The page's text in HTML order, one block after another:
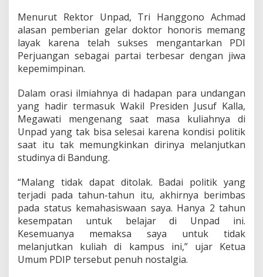
C
a
u
s
a
-
4
Menurut Rektor Unpad, Tri Hanggono Achmad
alasan pemberian gelar doktor honoris memang
layak karena telah sukses mengantarkan PDI
Perjuangan sebagai partai terbesar dengan jiwa
kepemimpinan.
Dalam orasi ilmiahnya di hadapan para undangan
yang hadir termasuk Wakil Presiden Jusuf Kalla,
Megawati mengenang saat masa kuliahnya di
Unpad yang tak bisa selesai karena kondisi politik
saat itu tak memungkinkan dirinya melanjutkan
studinya di Bandung.
“Malang tidak dapat ditolak. Badai politik yang
terjadi pada tahun-tahun itu, akhirnya berimbas
pada status kemahasiswaan saya. Hanya 2 tahun
kesempatan untuk belajar di Unpad ini.
Kesemuanya memaksa saya untuk tidak
melanjutkan kuliah di kampus ini,” ujar Ketua
Umum PDIP tersebut penuh nostalgia.